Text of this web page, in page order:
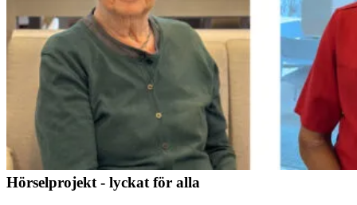
Hörselprojekt - lyckat för alla